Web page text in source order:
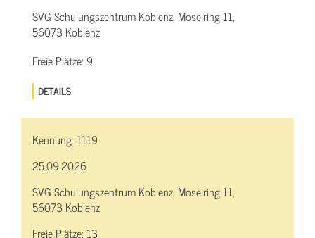
SVG Schulungszentrum Koblenz, Moselring 11,
56073 Koblenz
Freie Plätze: 9
DETAILS
Kennung: 1119
25.09.2026
SVG Schulungszentrum Koblenz, Moselring 11,
56073 Koblenz
Freie Plätze: 13